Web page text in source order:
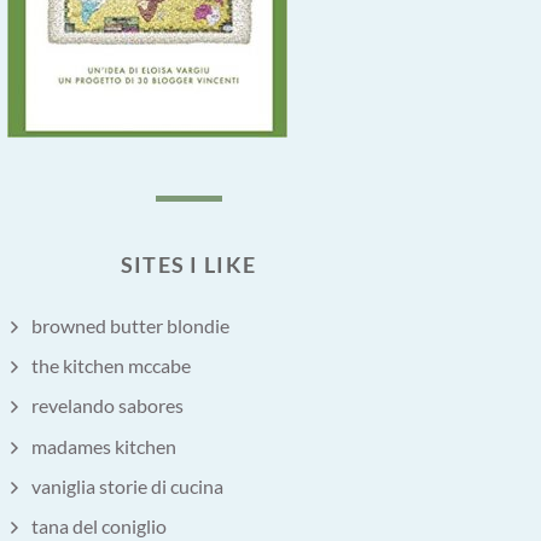
SITES I LIKE
browned butter blondie
the kitchen mccabe
revelando sabores
madames kitchen
vaniglia storie di cucina
tana del coniglio